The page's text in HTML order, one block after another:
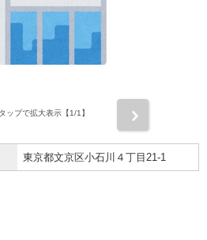
ップで拡大表示【1/1】
東京都文京区小石川４丁目21-1